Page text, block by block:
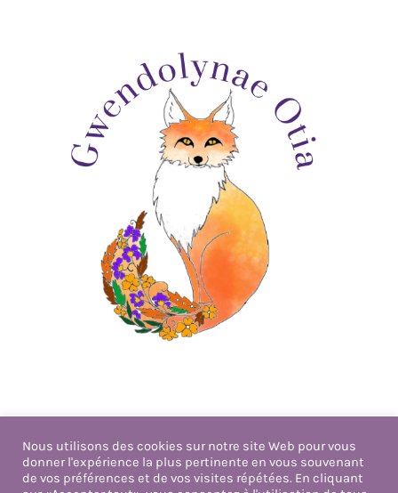
Politique de confidentialité
Mentions légales
Nous utilisons des cookies sur notre site Web pour vous
donner l'expérience la plus pertinente en vous souvenant
de vos préférences et de vos visites répétées. En cliquant